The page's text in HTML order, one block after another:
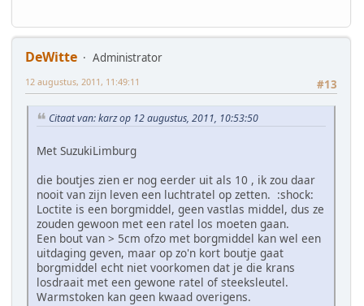
DeWitte
Administrator
#13
12 augustus, 2011, 11:49:11
Citaat van: karz op 12 augustus, 2011, 10:53:50
Met SuzukiLimburg
die boutjes zien er nog eerder uit als 10 , ik zou daar
nooit van zijn leven een luchtratel op zetten. :shock:
Loctite is een borgmiddel, geen vastlas middel, dus ze
zouden gewoon met een ratel los moeten gaan.
Een bout van > 5cm ofzo met borgmiddel kan wel een
uitdaging geven, maar op zo'n kort boutje gaat
borgmiddel echt niet voorkomen dat je die krans
losdraait met een gewone ratel of steeksleutel.
Warmstoken kan geen kwaad overigens.